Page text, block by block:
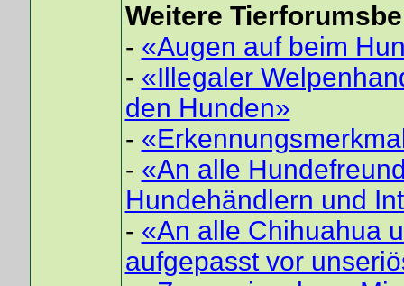
Weitere
- «Augen auf beim
- «Illegaler
den Hunden»
-
- «An alle
Hundehändlern und
- «An alle Chihuahua
aufgepasst vor